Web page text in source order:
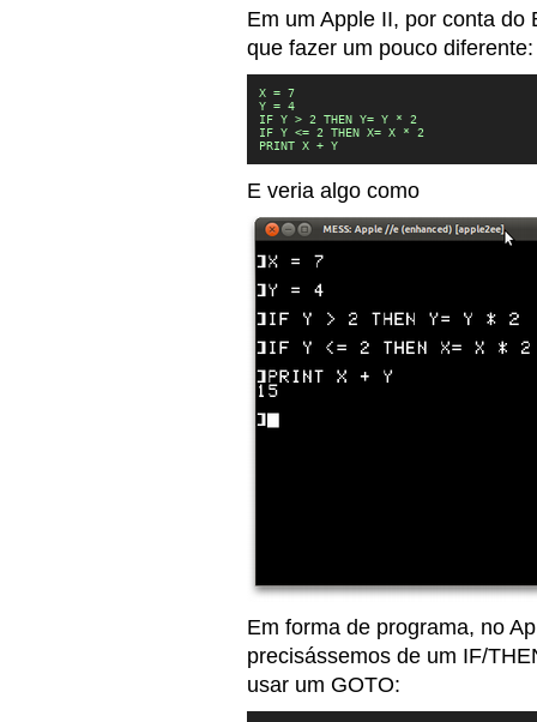
Em um Apple II, por conta
que fazer um pouco diferente:
X = 7
Y = 4
IF Y > 2 THEN Y= Y * 2
IF Y <= 2 THEN X= X * 2
PRINT X + Y
E veria algo como
Em forma de programa, no
precisássemos de um IF/
usar um GOTO: